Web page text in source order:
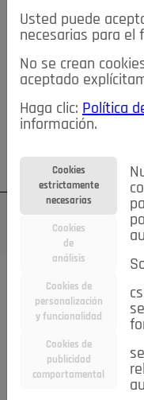
≡NOTICIAS
NOTICIAS
TABLÓN DE ANUNCIOS
NOSOTROS
Su cuenta
TODAS Deporte
Niños y Bebés
Moda
Usted puede
necesarias para el
No se crean
aceptado
Haga clic: Política
información.
Cookies
estrictamente
necesarias
Cookies
de
análisis
Cookies de
personalización
y funcionalidad
Cookies de
publicidad
comportamental